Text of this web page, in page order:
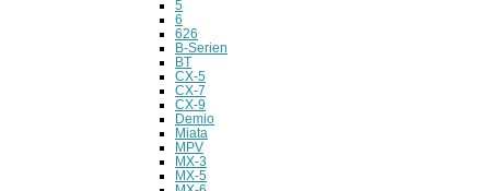
5
6
626
B-Serien
BT
CX-5
CX-7
CX-9
Demio
Miata
MPV
MX-3
MX-5